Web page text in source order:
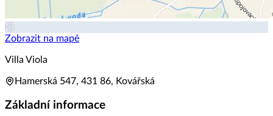
Zobrazit na mapě
Villa Viola
Hamerská 547, 431 86, Kovářská
Základní informace